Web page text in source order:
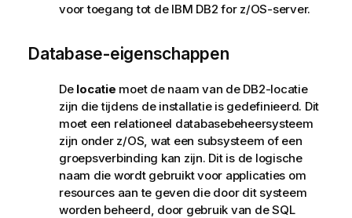
voor toegang tot de IBM DB2 for z/OS-server.
Database-eigenschappen
De locatie moet de naam van de DB2-locatie
zijn die tijdens de installatie is gedefinieerd. Dit
moet een relationeel databasebeheersysteem
zijn onder z/OS, wat een subsysteem of een
groepsverbinding kan zijn. Dit is de logische
naam die wordt gebruikt voor applicaties om
resources aan te geven die door dit systeem
worden beheerd, door gebruik van de SQL